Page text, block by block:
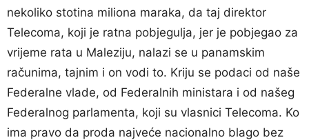
nekoliko stotina miliona maraka, da taj direktor
Telecoma, koji je ratna pobjegulja, jer je pobjegao za
vrijeme rata u Maleziju, nalazi se u panamskim
računima, tajnim i on vodi to. Kriju se podaci od naše
Federalne vlade, od Federalnih ministara i od našeg
Federalnog parlamenta, koji su vlasnici Telecoma. Ko
ima pravo da proda najveće nacionalno blago bez